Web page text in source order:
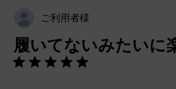
ご利用者様
履いてないみたいに